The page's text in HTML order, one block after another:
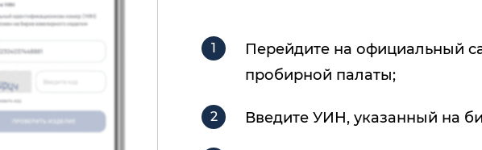
Перейдите на официальный
пробирной палаты;
Введите УИН, указанный на